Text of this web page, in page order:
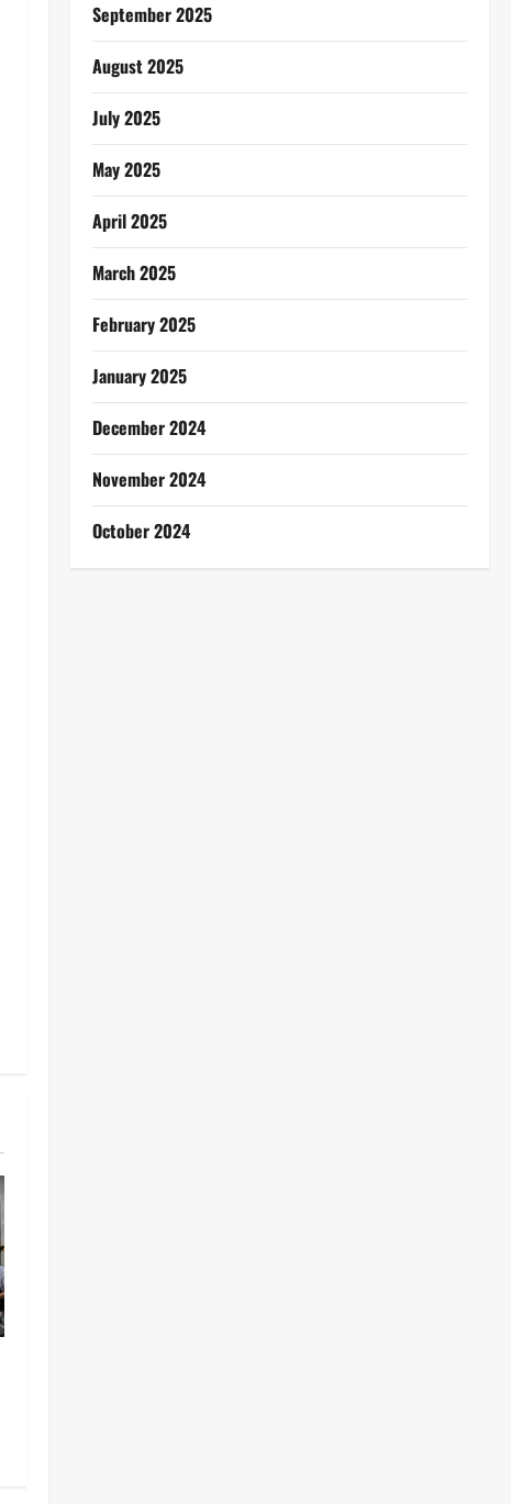
September 2025
August 2025
July 2025
May 2025
April 2025
March 2025
February 2025
January 2025
December 2024
November 2024
October 2024